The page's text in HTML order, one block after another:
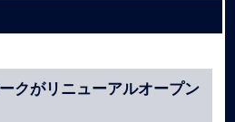
クがリニューアルオープン